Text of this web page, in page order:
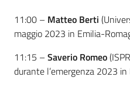
11:00 – Matteo Berti
maggio 2023 in Emilia-
11:15 – Saverio Romeo
durante l’emergenza 2023